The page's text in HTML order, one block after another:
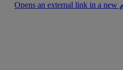
مركز الإعلام Opens an external link in a new